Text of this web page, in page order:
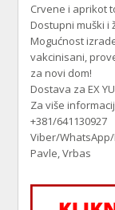
Crvene i aprikot
Dostupni muški i
Mogućnost
vakcinisani,
za novi dom!
Dostava za EX
Za više
+381/641130927
Viber/
Pavle, Vrbas